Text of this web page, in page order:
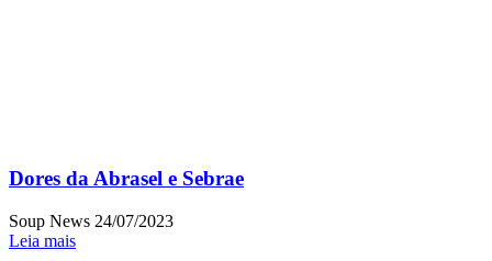
Dores da Abrasel e Sebrae
Soup News 24/07/2023
Leia mais